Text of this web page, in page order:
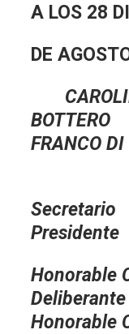
A LOS 28
DE
FRANCO DI
Presidente
Honorable
Honorable